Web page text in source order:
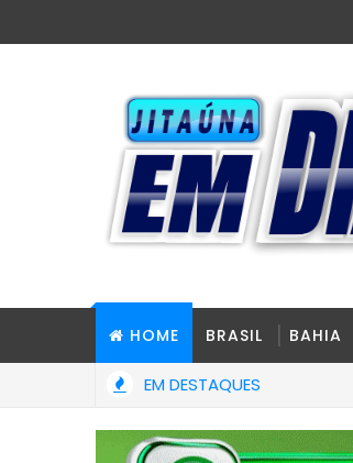
HOME BRASIL BAHIA
EM DESTAQUES